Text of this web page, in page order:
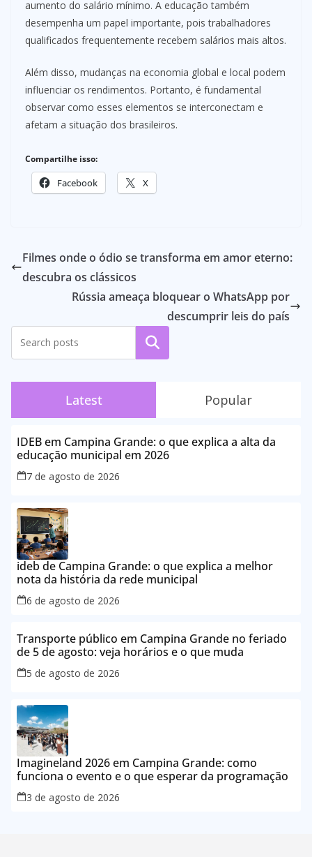
aumento do salário mínimo. A educação também
desempenha um papel importante, pois trabalhadores
qualificados frequentemente recebem salários mais altos.
Além disso, mudanças na economia global e local podem
influenciar os rendimentos. Portanto, é fundamental
observar como esses elementos se interconectam e
afetam a situação dos brasileiros.
Compartilhe isso:
Facebook X
Filmes onde o ódio se transforma em amor eterno:
descubra os clássicos
Rússia ameaça bloquear o WhatsApp por
descumprir leis do país
Pesquisar
Latest Popular
IDEB em Campina Grande: o que explica a alta da
educação municipal em 2026
7 de agosto de 2026
ideb de Campina Grande: o que explica a melhor
nota da história da rede municipal
6 de agosto de 2026
Transporte público em Campina Grande no feriado
de 5 de agosto: veja horários e o que muda
5 de agosto de 2026
Imagineland 2026 em Campina Grande: como
funciona o evento e o que esperar da programação
3 de agosto de 2026